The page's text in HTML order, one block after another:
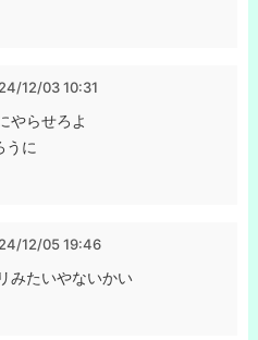
24/12/03 10:31
やらせろよ
うに
24/12/05 19:46
みたいやないかい